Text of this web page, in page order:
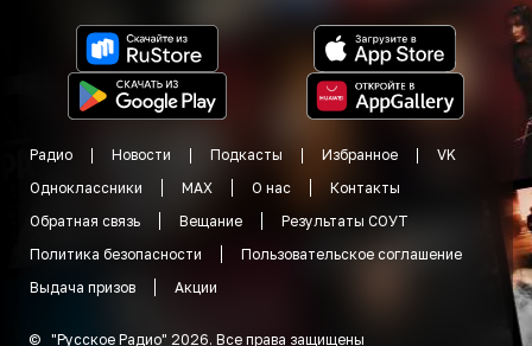
Радио Новости Подкасты Избранное
VK
Одноклассники
MAX О нас
Контакты
Обратная связь
Вещание
Результаты СОУТ
Политика безопасности
Пользовательское соглашение
Выдача призов
Акции
© "Русское Радио" 2026. Все права защищены